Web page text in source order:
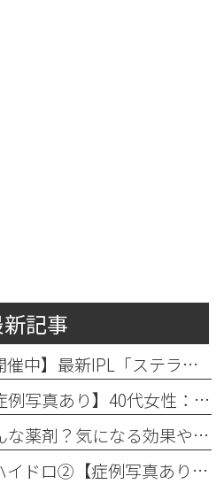
記事
【導入キャンペーン開催中】最新IPL「ステラM22」で透明感のある素肌へ
バイオリジェン②【症例写真あり】40代女性：目元の小じわ改善
バイオリジェン①どんな薬剤？気になる効果やダウンタイムについて解説
ジャルプロスーパーハイドロ②【症例写真あり】50代女性：ほうれい線・口横たるみ改善【手打ち注射】